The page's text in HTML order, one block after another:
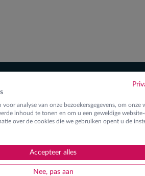
voor analyse van onze bezoekersgegevens, om onze
inhoud te tonen en om u een geweldige
over de cookies die we gebruiken opent u de
Accepteer alles
Nee, pas aan